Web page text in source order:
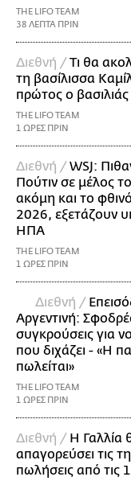
THE LIFO TEAM
38 ΛΕΠΤΑ ΠΡΙΝ
Διεθνή /Τι θα
τη βασίλισσα
πρώτος ο
THE LIFO TEAM
1 ΩΡΕΣ ΠΡΙΝ
Διεθνή /WSJ:
Πούτιν σε μέλος
ακόμη και το
2026, εξετάζουν
ΗΠΑ
THE LIFO TEAM
1 ΩΡΕΣ ΠΡΙΝ
Διεθνή /
Αργεντινή:
συγκρούσεις για
που διχάζει - «Η
πωλείται»
THE LIFO TEAM
1 ΩΡΕΣ ΠΡΙΝ
Διεθνή / Η Γαλλία
απαγορεύσει τις
πωλήσεις από τις